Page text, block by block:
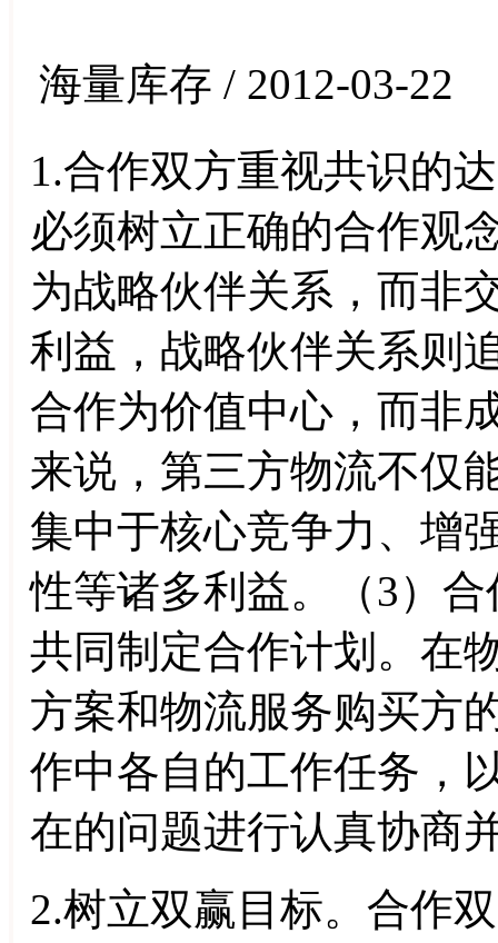
海量库存 / 2012-03-22
1.合作双方重视共识的
必须树立正确的合作观
为战略伙伴关系，而非
利益，战略伙伴关系则
合作为价值中心，而非
来说，第三方物流不仅
集中于核心竞争力、增
性等诸多利益。（3）
共同制定合作计划。在
方案和物流服务购买方
作中各自的工作任务，
在的问题进行认真协商
2.树立双赢目标。合作